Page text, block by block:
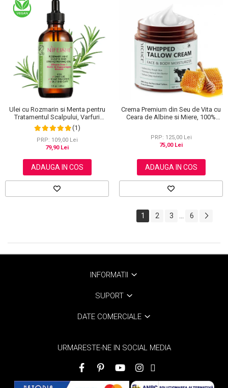
Ulei cu Rozmarin si Menta pentru
Tratamentul Scalpului, Varfuri
Despicate si Cresterea Parului,
NIFEISHI®, 60 ml
(1)
PRP: 109,00 Lei
79,90 Lei
ADAUGA IN COS
Crema Premium din Seu de Vita cu
Ceara de Albine si Miere, 100%
PRP: 125,00 Lei
75,00 Lei
ADAUGA IN COS
1 2 3 6
INFORMATII
SUPORT
DATE COMERCIALE
URMARESTE-NE IN SOCIAL MEDIA